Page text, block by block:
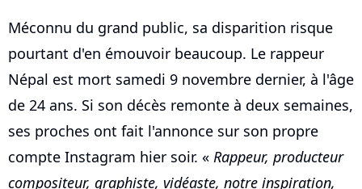
Méconnu du grand public, sa disparition risque
pourtant d'en émouvoir beaucoup. Le rappeur
Népal est mort samedi 9 novembre dernier, à l'âge
de 24 ans. Si son décès remonte à deux semaines,
ses proches ont fait l'annonce sur son propre
compte Instagram hier soir. « Rappeur, producteur
compositeur, graphiste, vidéaste, notre inspiration,